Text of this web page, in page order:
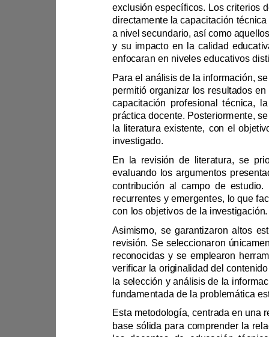
a nivel s
investigado.
recurrent
con los objetivos de la investigación.
verificar